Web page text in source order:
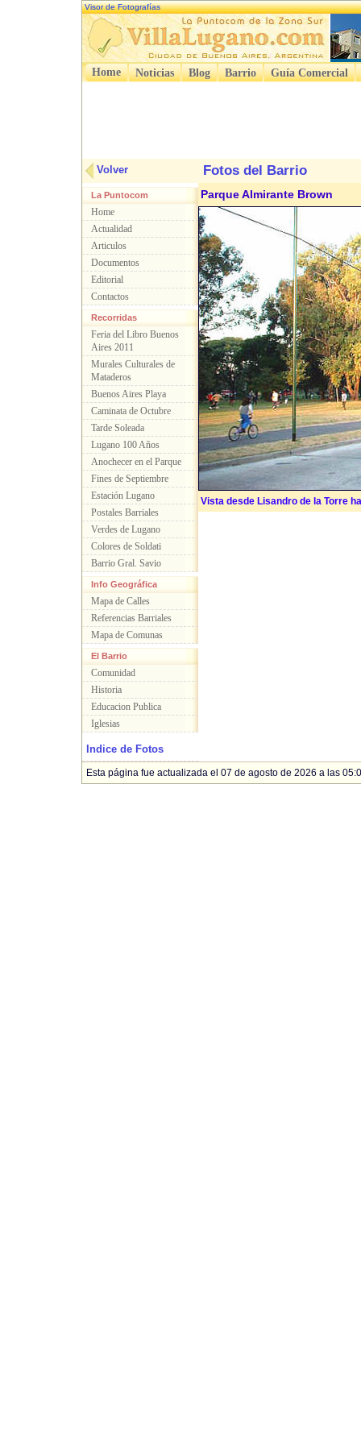
Visor de Fotografías
Home Noticias Blog Barrio Guía Comercial
Volver Fotos del Barrio
La Puntocom
Home
Actualidad
Articulos
Documentos
Editorial
Contactos
Recorridas
Feria del Libro Buenos
Aires 2011
Murales Culturales de
Mataderos
Buenos Aires Playa
Caminata de Octubre
Tarde Soleada
Lugano 100 Años
Anochecer en el Parque
Fines de Septiembre
Estación Lugano
Postales Barriales
Verdes de Lugano
Colores de Soldati
Barrio Gral. Savio
Info Geográfica
Mapa de Calles
Referencias Barriales
Mapa de Comunas
El Barrio
Comunidad
Historia
Educacion Publica
Iglesias
Indice de Fotos
Parque Almirante Brown
Vista desde Lisandro de la Torre
Esta página fue actualizada el 07 de agosto de 2026 a las